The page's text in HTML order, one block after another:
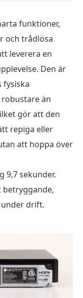
funktioner,
och trådlösa
leverera en
Den är
fysiska
än
gör att den
repiga eller
att hoppa över
9,7 sekunder.
drift.